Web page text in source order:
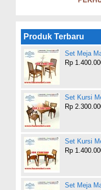
Produk Terbaru
Set Meja
Rp
Set Kursi
Rp
Set Kursi
Rp
Set Meja